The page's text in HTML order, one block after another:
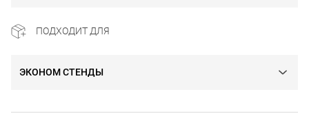
ПОДХОДИТ ДЛЯ
ЭКОНОМ СТЕНДЫ